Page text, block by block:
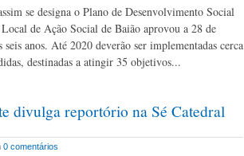
se designa o Plano de Desenvolvimento Social
de Ação Social de Baião aprovou a 28 de
anos. Até 2020 deverão ser implementadas cerca
destinadas a atingir 35 objetivos...
divulga reportório na Sé Catedral
0 comentários